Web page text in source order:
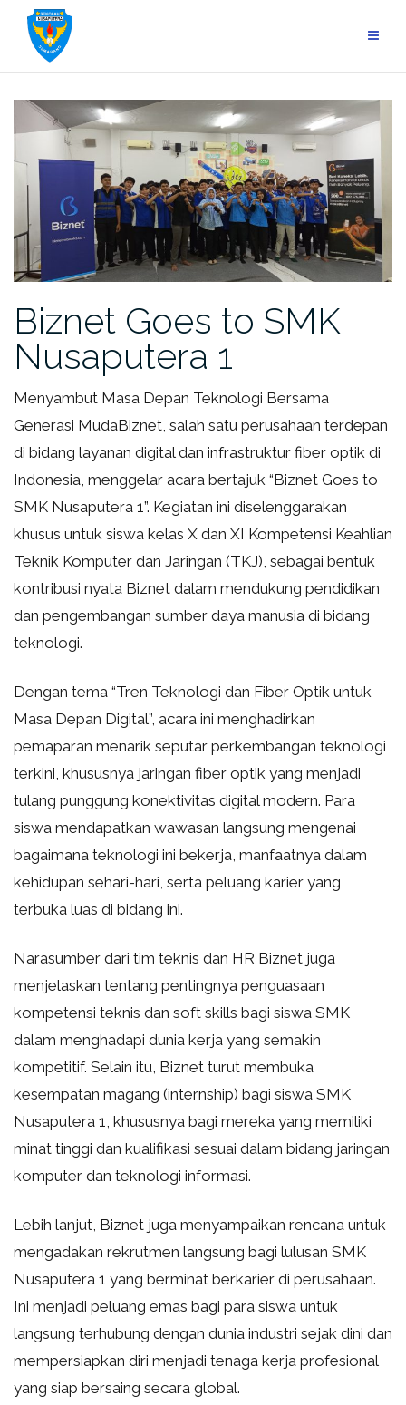
content
Biznet Goes to SMK
Nusaputera 1
Menyambut Masa Depan Teknologi Bersama
Generasi MudaBiznet, salah satu perusahaan terdepan
di bidang layanan digital dan infrastruktur fiber optik di
Indonesia, menggelar acara bertajuk “Biznet Goes to
SMK Nusaputera 1”. Kegiatan ini diselenggarakan
khusus untuk siswa kelas X dan XI Kompetensi Keahlian
Teknik Komputer dan Jaringan (TKJ), sebagai bentuk
kontribusi nyata Biznet dalam mendukung pendidikan
dan pengembangan sumber daya manusia di bidang
teknologi.
Dengan tema “Tren Teknologi dan Fiber Optik untuk
Masa Depan Digital”, acara ini menghadirkan
pemaparan menarik seputar perkembangan teknologi
terkini, khususnya jaringan fiber optik yang menjadi
tulang punggung konektivitas digital modern. Para
siswa mendapatkan wawasan langsung mengenai
bagaimana teknologi ini bekerja, manfaatnya dalam
kehidupan sehari-hari, serta peluang karier yang
terbuka luas di bidang ini.
Narasumber dari tim teknis dan HR Biznet juga
menjelaskan tentang pentingnya penguasaan
kompetensi teknis dan soft skills bagi siswa SMK
dalam menghadapi dunia kerja yang semakin
kompetitif. Selain itu, Biznet turut membuka
kesempatan magang (internship) bagi siswa SMK
Nusaputera 1, khususnya bagi mereka yang memiliki
minat tinggi dan kualifikasi sesuai dalam bidang jaringan
komputer dan teknologi informasi.
Lebih lanjut, Biznet juga menyampaikan rencana untuk
mengadakan rekrutmen langsung bagi lulusan SMK
Nusaputera 1 yang berminat berkarier di perusahaan.
Ini menjadi peluang emas bagi para siswa untuk
langsung terhubung dengan dunia industri sejak dini dan
mempersiapkan diri menjadi tenaga kerja profesional
yang siap bersaing secara global.